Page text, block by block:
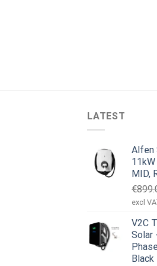
LATEST
Alfen
MID,
€
excl
V2C
Solar
Black